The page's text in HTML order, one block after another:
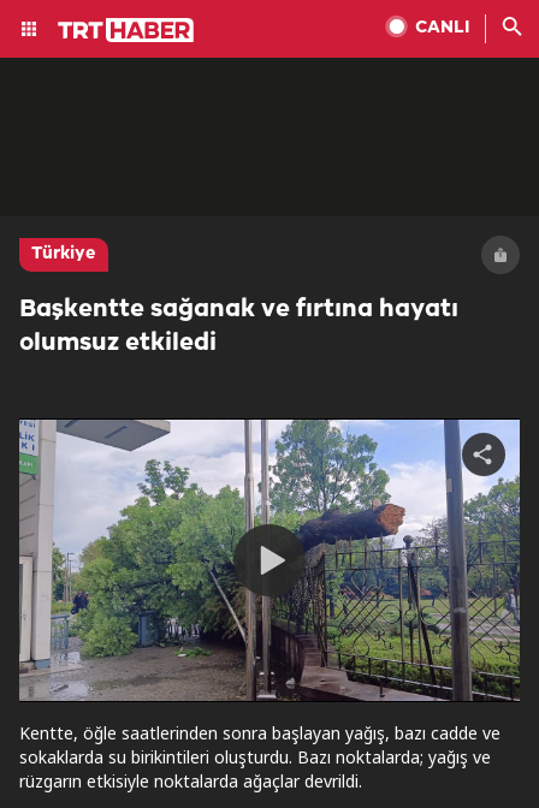
CANLI
Türkiye
Başkentte sağanak ve fırtına hayatı
olumsuz etkiledi
Play
Video
Share
video
Kentte, öğle saatlerinden sonra başlayan yağış, bazı cadde ve
sokaklarda su birikintileri oluşturdu. Bazı noktalarda; yağış ve
rüzgarın etkisiyle noktalarda ağaçlar devrildi.